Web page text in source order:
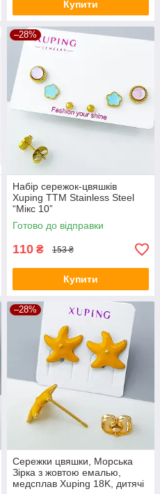
Купити
–28%
Набір сережок-цвяшків
Xuping TTM Stainless Steel
“Мікс 10”
Готово до відправки
110 ₴ 153 ₴
Купити
–28%
Сережки цвяшки, Морська
Зірка з жовтою емалью,
медсплав Xuping 18K, дитячі